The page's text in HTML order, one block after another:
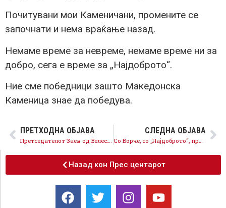
Почитувани мои Каменичани, промените се
започнати и нема враќање назад.
Немаме време за невреме, немаме време ни за
добро, сега е време за „Најдоброто“.
Ние сме победници зашто Македонска
Каменица знае да победува.
ПРЕТХОДНА ОБЈАВА
Претседателот Заев од Велес: Ние ги слушаме потребите на граѓаните, ВМРО-ДПМНЕ го слушаат Груевски и сакаат да се врати минатото
СЛЕДНА ОБЈАВА
Со Борче, со „Најдоброто“, продолжува развојот на Гази Баба
Назад кон Прес центарот